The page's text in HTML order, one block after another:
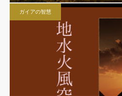
ガイアの智慧